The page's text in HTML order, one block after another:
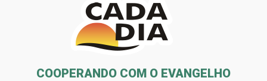
COOPERANDO COM O EVANGELHO